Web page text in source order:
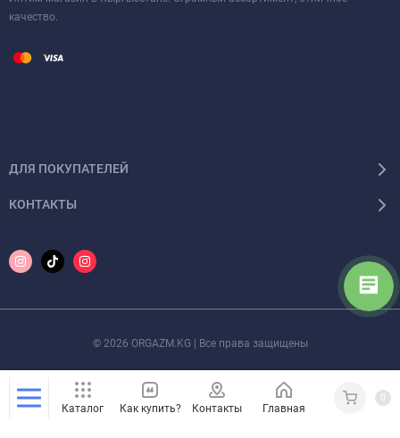
качество.
ДЛЯ ПОКУПАТЕЛЕЙ
КОНТАКТЫ
© 2026 ORGAZM.KG | Все права защищены
Каталог Как купить? Контакты Главная Кабинет
0